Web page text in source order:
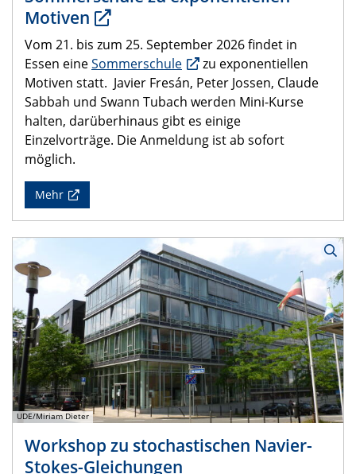
Motiven
Vom 21. bis zum 25. September 2026 findet in
Essen eineSommerschule
zu exponentiellen
Motiven statt. Javier Fresán, Peter Jossen, Claude
Sabbah und Swann Tubach werden Mini-Kurse
halten, darüberhinaus gibt es einige
Einzelvorträge. Die Anmeldung ist ab sofort
möglich.
Mehr
UDE/Miriam Dieter
Workshop zu stochastischen Navier-
Stokes-Gleichungen